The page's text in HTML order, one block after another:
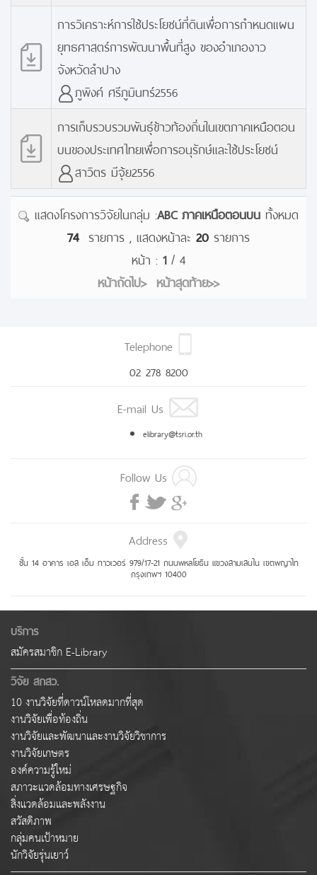
การวิเคราะห์การใช้ประโยชน์ที่ดินเพื่อการกำหนดแผน
ยุทธศาสตร์การพัฒนาพื้นที่สูง ของอำเภองาว
จังหวัดลำปาง
ภูพิงค์ ศรีภูมินทร์2556
การเก็บรวบรวมพันธุ์ข้าวท้องถิ่นในเขตภาคเหนือตอน
บนของประเทศไทยเพื่อการอนุรักษ์และใช้ประโยชน์
สาวิตร มีจุ้ย2556
แสดงโครงการวิจัยในกลุ่ม :ABC ภาคเหนือตอนบน ทั้งหมด
74 รายการ , แสดงหน้าละ 20 รายการ
หน้า : 1/ 4
หน้าถัดไป> หน้าสุดท้าย>>
Telephone
02 278 8200
E-mail Us
elibrary@tsri.or.th
Follow Us
Address
ชั้น 14 อาคาร เอส เอ็ม ทาวเวอร์ 979/17-21 ถนนพหลโยธิน แขวงสามเสนใน เขตพญาไท
กรุงเทพฯ 10400
บริการ
สมัครสมาชิก E-Library
วิจัย สกสว.
10 งานวิจัยที่ดาวน์โหลดมากที่สุด
งานวิจัยเพื่อท้องถิ่น
งานวิจัยและพัฒนาและงานวิจัยวิชาการ
งานวิจัยเกษตร
องค์ความรู้ใหม่
สภาวะแวดล้อมทางเศรษฐกิจ
สิ่งแวดล้อมและพลังงาน
สวัสดิภาพ
กลุ่มคนเป้าหมาย
นักวิจัยรุ่นเยาว์